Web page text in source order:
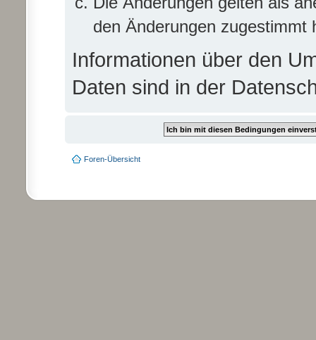
den Änderungen zugestimmt
Informationen über den
Daten sind in der
Foren-Übersicht